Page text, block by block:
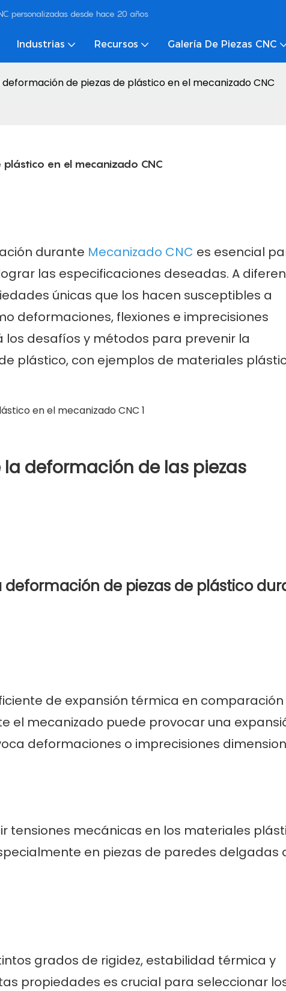
personalizadas desde hace 20 años
Industrias Recursos Galería De Piezas CNC
de piezas de plástico en el mecanizado CNC
en el mecanizado CNC
durante Mecanizado CNC es esencial
las especificaciones deseadas. A
únicas que los hacen susceptibles a
deformaciones, flexiones e imprecisiones
los desafíos y métodos para prevenir la
plástico, con ejemplos de materiales
deformación de las piezas
de piezas de plástico
de expansión térmica en comparación
el mecanizado puede provocar una
deformaciones o imprecisiones
tensiones mecánicas en los materiales
en piezas de paredes delgadas
grados de rigidez, estabilidad térmica y
propiedades es crucial para seleccionar